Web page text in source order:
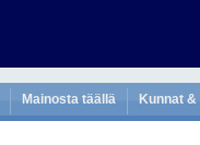
Mainosta täällä Kunnat